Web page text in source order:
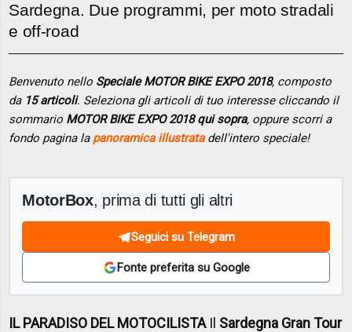
Sardegna. Due programmi, per moto stradali
e off-road
Benvenuto nello Speciale MOTOR BIKE EXPO 2018, composto
da 15 articoli. Seleziona gli articoli di tuo interesse cliccando il
sommario MOTOR BIKE EXPO 2018 qui sopra, oppure scorri a
fondo pagina la panoramica illustratadell'intero speciale!
MotorBox, prima di tutti gli altri
Seguici su Telegram
Fonte preferita su Google
IL PARADISO DEL MOTOCILISTA Il Sardegna Gran Tour